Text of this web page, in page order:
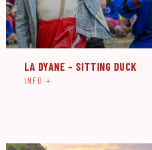
LA DYANE – SITTING DUCK
INFO +